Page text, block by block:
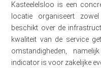
Kasteelelsloo is een
locatie organiseert
beschikt over de
kwaliteit van de service
omstandigheden,
indicator is voor zakelijke